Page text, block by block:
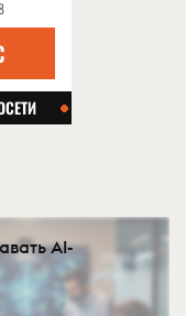
AI-